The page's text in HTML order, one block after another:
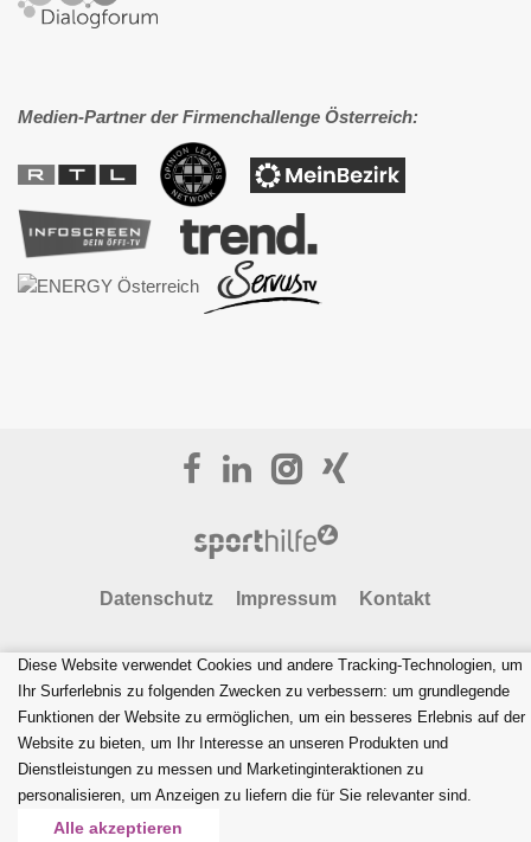
Diese Website verwendet Cookies und andere Tracking-Technologien, um
Ihr Surferlebnis zu folgenden Zwecken zu verbessern: um grundlegende
Funktionen der Website zu ermöglichen um ein besseres Erlebnis auf der
Website zu bieten um Ihr Interesse an unseren Produkten und
Dienstleistungen zu messen und Marketinginteraktionen zu
personalisieren um Anzeigen zu liefern die für Sie relevanter sind
Alle akzeptieren
Medien-Partner der Firmenchallenge Österreich:
Datenschutz Impressum Kontakt
" FIRMENCHALLENGE ÖSTERREICH "
website bybestHeads